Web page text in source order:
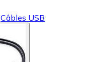
Câbles USB